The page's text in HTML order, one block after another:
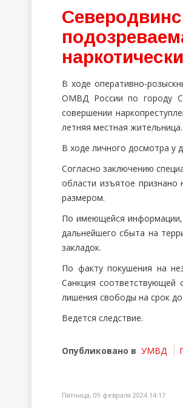
В ходе оперативно-
ОМВД России по городу
совершении
летняя местная жительница.
В ходе личного досмотра у
Согласно заключению
области изъятое признано
размером.
По имеющейся информации,
дальнейшего сбыта на
закладок.
По факту покушения на
Санкция соответствующей
лишения свободы на срок
Ведется следствие.
Опубликовано в УМВД
Пятница, 09 февраля 2024 14:17